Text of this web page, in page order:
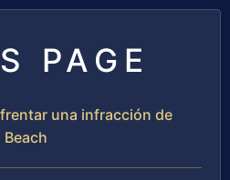
PAGE
una infracción de